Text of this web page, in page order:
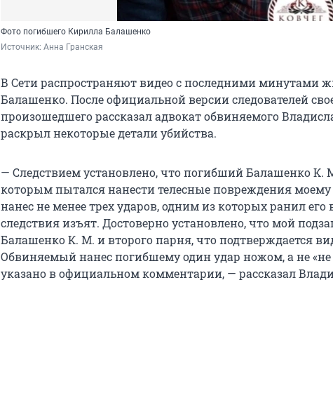
Фото погибшего Кирилла Балашенко
Источник: Анна Гранская
В Сети распространяют видео с последними минутами
Балашенко. После официальной версии следователей
произошедшего рассказал адвокат обвиняемого
раскрыл некоторые детали убийства.
— Следствием установлено, что погибший Балашенко К.
которым пытался нанести телесные повреждения
нанес не менее трех ударов, одним из которых ранил его
следствия изъят. Достоверно установлено, что мой
Балашенко К. М. и второго парня, что подтверждается
Обвиняемый нанес погибшему один удар ножом, а не «не
указано в официальном комментарии, — рассказал